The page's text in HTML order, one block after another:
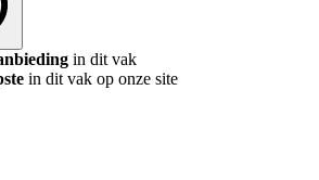
in dit vak
in dit vak op onze site